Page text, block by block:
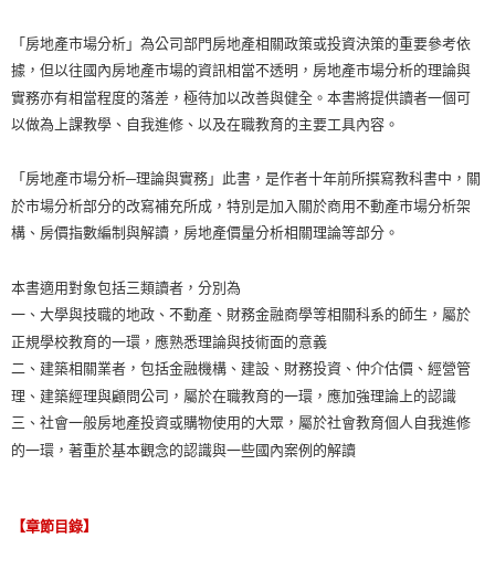
「房地產市場分析」為公司部門房地產相關政策或投資決策的重要參考依
據，但以往國內房地產市場的資訊相當不透明，房地產市場分析的理論與
實務亦有相當程度的落差，極待加以改善與健全。本書將提供讀者一個可
以做為上課教學、自我進修、以及在職教育的主要工具內容。
「房地產市場分析─理論與實務」此書，是作者十年前所撰寫教科書中，關
於市場分析部分的改寫補充所成，特別是加入關於商用不動產市場分析架
構、房價指數編制與解讀，房地產價量分析相關理論等部分。
本書適用對象包括三類讀者，分別為
一、大學與技職的地政、不動產、財務金融商學等相關科系的師生，屬於
正規學校教育的一環，應熟悉理論與技術面的意義
二、建築相關業者，包括金融機構、建設、財務投資、仲介估價、經營管
理、建築經理與顧問公司，屬於在職教育的一環，應加強理論上的認識
三、社會一般房地產投資或購物使用的大眾，屬於社會教育個人自我進修
的一環，著重於基本觀念的認識與一些國內案例的解讀
【章節目錄】